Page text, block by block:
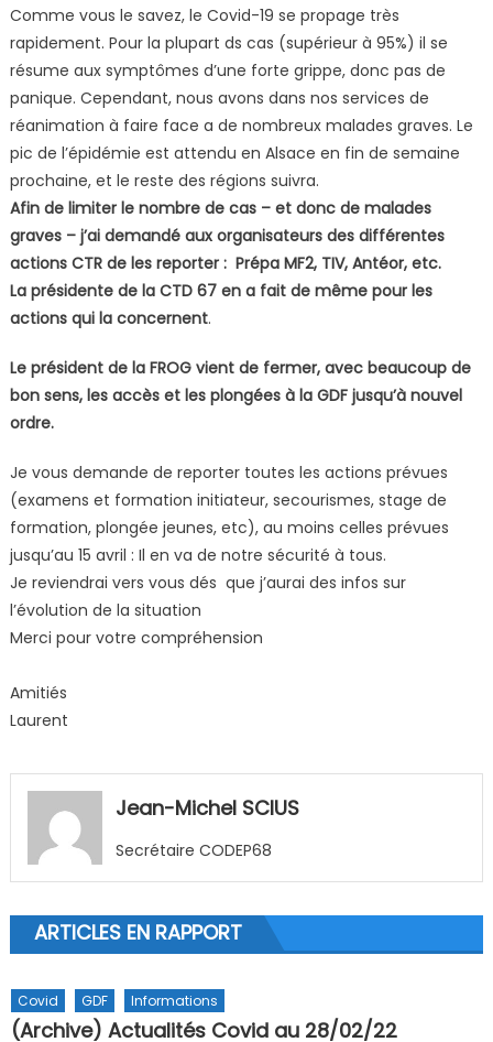
Comme vous le savez, le Covid-19 se propage très
rapidement. Pour la plupart ds cas (supérieur à 95%) il se
résume aux symptômes d’une forte grippe, donc pas de
panique. Cependant, nous avons dans nos services de
réanimation à faire face a de nombreux malades graves. Le
pic de l’épidémie est attendu en Alsace en fin de semaine
prochaine, et le reste des régions suivra.
Afin de limiter le nombre de cas – et donc de malades
graves – j’ai demandé aux organisateurs des différentes
actions CTR de les reporter : Prépa MF2, TIV, Antéor, etc.
La présidente de la CTD 67 en a fait de même pour les
actions qui la concernent.
Le président de la FROG vient de fermer, avec beaucoup de
bon sens, les accès et les plongées à la GDF jusqu’à nouvel
ordre.
Je vous demande de reporter toutes les actions prévues
(examens et formation initiateur, secourismes, stage de
formation, plongée jeunes, etc), au moins celles prévues
jusqu’au 15 avril : Il en va de notre sécurité à tous.
Je reviendrai vers vous dés que j’aurai des infos sur
l’évolution de la situation
Merci pour votre compréhension
Amitiés
Laurent
Jean-Michel SCIUS
Secrétaire CODEP68
ARTICLES EN RAPPORT
Covid GDF Informations
(Archive) Actualités Covid au 28/02/22